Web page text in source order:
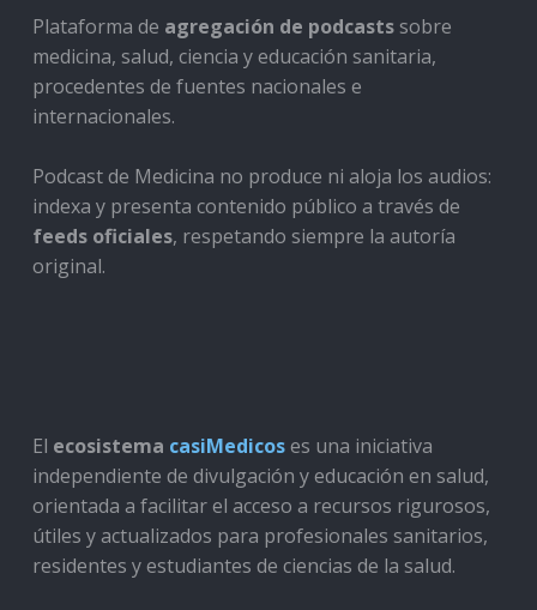
Plataforma de agregación de podcastssobre
medicina, salud, ciencia y educación sanitaria,
procedentes de fuentes nacionales e
internacionales.
Podcast de Medicina no produce ni aloja los audios:
indexa y presenta contenido público a través de
feeds oficiales, respetando siempre la autoría
original.
El ecosistema casiMedicoses una iniciativa
independiente de divulgación y educación en salud,
orientada a facilitar el acceso a recursos rigurosos,
útiles y actualizados para profesionales sanitarios,
residentes y estudiantes de ciencias de la salud.